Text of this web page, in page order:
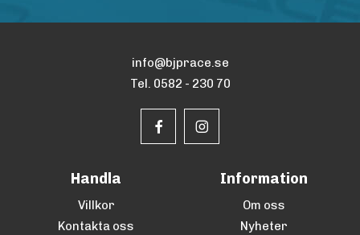
info@bjprace.se
Tel. 0582 - 230 70
Handla
Villkor
Kontakta oss
Information
Om oss
Nyheter